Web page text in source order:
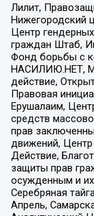
Лилит,
Нижегородский
Центр
граждан Штаб,
Фонд борьбы с
НАСИЛИЮ.НЕТ,
действие,
Правовая
Ерушалаим,
средств
прав
движений,
Действие,
защиты прав
осужденным и
Серебряная
Апрель,